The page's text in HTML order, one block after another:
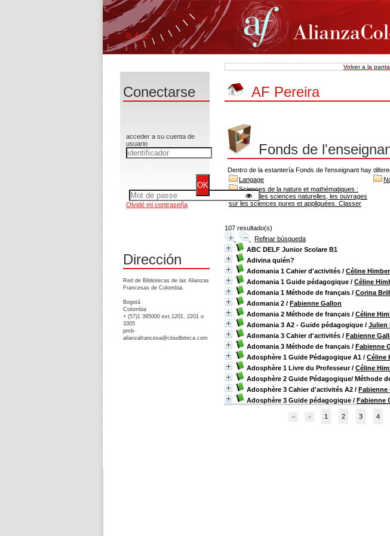
Volver a la
AF Pereira
Fonds de
Dentro de la estantería Fonds de l'enseignant hay
Langage
Sciences de la nature et mathématiques :
classer ici les sciences naturelles, les ouvrages
sur les sciences pures et appliquées. Classer
107 resultado(s)
Refinar búsqueda
ABC DELF Junior Scolare B1
Adivina quién?
Adomania 1 Cahier d'activités / Céline Himber
Adomania 1 Guide pédagogique / Céline
Adomania 1 Méthode de français / Corina
Adomania 2 / Fabienne Gallon
Adomania 2 Méthode de français / Céline
Adomania 3 A2 - Guide pédagogique / Julien
Adomania 3 Cahier d'activités / Fabienne
Adomania 3 Méthode de français / Fabienne
Adosphère 1 Guide Pédagogique A1 / Céline
Adosphère 1 Livre du Professeur/ Céline
Adosphère 2 Guide Pédagogique/ Méthode
Adosphère 3 Cahier d'activités A2 / Fabienne
Adosphère 3 Guide pédagogique / Fabienne
1 2 3 4
A- A A+
Conectarse
acceder a su cuenta de
usuario
Olvidé mi contraseña
Dirección
Red de Bibliotecas de las Alianzas
Francesas de Colombia.
Bogotá
Colombia
+ (57)1 395000 ext.1201, 2201 o
3305
pmb-
alianzafrancesa@cloudbiteca.com